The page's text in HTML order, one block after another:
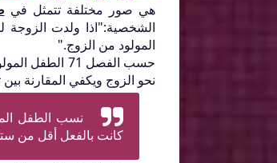
هي صور مختلفة تتمثل في
الشخصية:"اذا ولدت
المولود من الزوج."
نحو الزوج ويكفي المقارنة
نسب الطفل
كانت بالفعل أقل من